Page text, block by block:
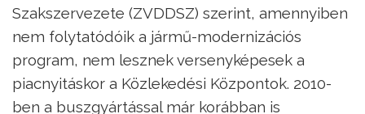
Szakszervezete (ZVDDSZ) szerint, amennyiben
nem folytatódóik a jármű-modernizációs
program, nem lesznek versenyképesek a
piacnyitáskor a Közlekedési Központok. 2010-
ben a buszgyártással már korábban is